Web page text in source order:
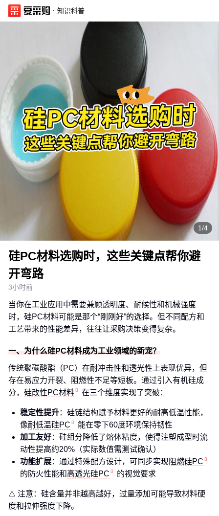
· 知识科普
1/4
硅PC材料选购时，这些关键点帮你避
开弯路
3小时前
当你在工业应用中需要兼顾透明度、耐候性和机械强度
时，硅PC材料可能是那个“刚刚好”的选择。但不同配方和
工艺带来的性能差异，往往让采购决策变得复杂。
一、为什么硅PC材料成为工业领域的新宠？
传统聚碳酸酯（PC）在耐冲击性和透光性上表现优异，但
存在易应力开裂、阻燃性不足等短板。通过引入有机硅成
分， 硅改性PC材料 在三个维度实现了突破：
稳定性提升：硅链结构赋予材料更好的耐高低温性能，
像耐低温硅PC
能在零下60度环境保持韧性
加工友好：硅组分降低了熔体粘度，使得注塑成型时流
动性提高约20%（实际数值需测试确认）
功能扩展：通过特殊配方设计，可同步实现阻燃硅PC
的防火性能和高透光硅PC 的视觉要求
⚠️ 注意：硅含量并非越高越好，过量添加可能导致材料硬
度和拉伸强度下降。